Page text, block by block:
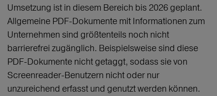
Umsetzung ist in diesem Bereich bis 2026 geplant.
Allgemeine PDF-Dokumente mit Informationen zum
Unternehmen sind größtenteils noch nicht
barrierefrei zugänglich. Beispielsweise sind diese
PDF-Dokumente nicht getaggt, sodass sie von
Screenreader-Benutzern nicht oder nur
unzureichend erfasst und genutzt werden können.